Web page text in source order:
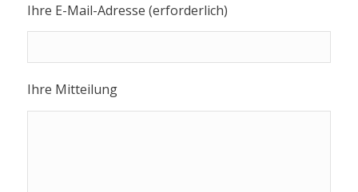
Ihre E-Mail-Adresse (erforderlich)
Ihre Mitteilung